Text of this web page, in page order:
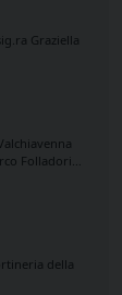
Graziella
Folladori…
della